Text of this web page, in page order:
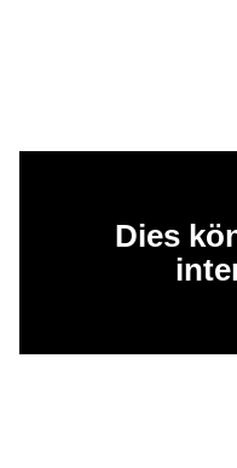
Dies